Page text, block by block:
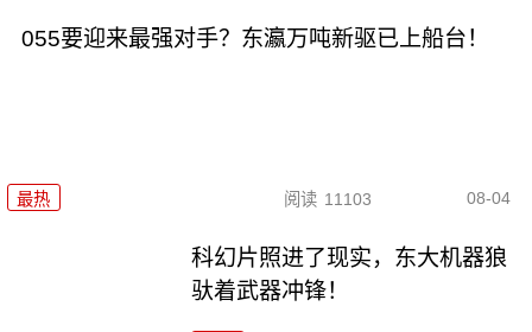
055要迎来最强对手？东瀛万吨新驱已上船台！
最热 阅读 11103 08-04
科幻片照进了现实，东大机器狼
驮着武器冲锋！